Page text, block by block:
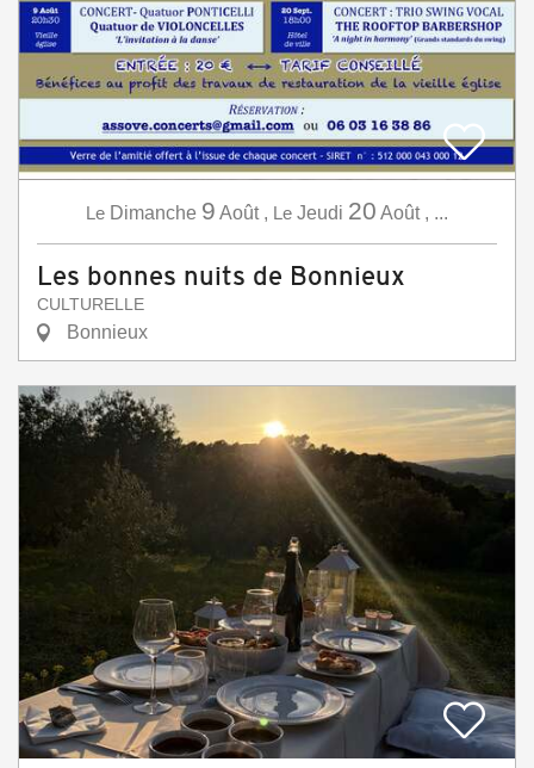
Le Dimanche 9 Août, Le Jeudi 20 Août, ...
Les bonnes nuits de Bonnieux
CULTURELLE
Bonnieux